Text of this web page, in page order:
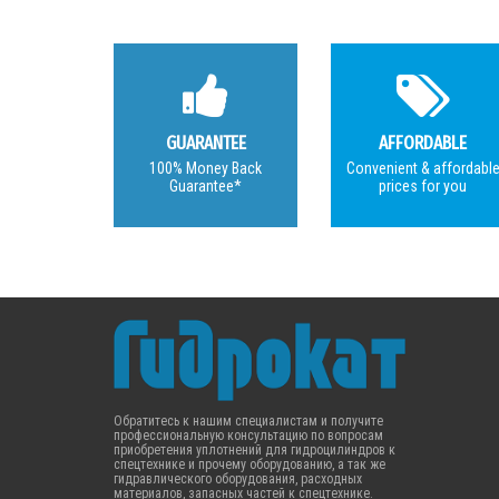
GUARANTEE
100% Money Back
Guarantee*
AFFORDABLE
Convenient & affordable
prices for you
Обратитесь к нашим специалистам и получите
профессиональную консультацию по вопросам
приобретения уплотнений для гидроцилиндров к
спецтехнике и прочему оборудованию, а так же
гидравлического оборудования, расходных
материалов, запасных частей к спецтехнике.